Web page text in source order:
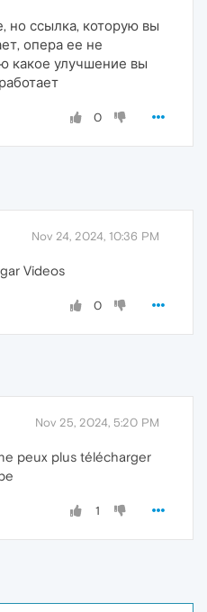
но ссылка, которую вы
опера ее не
какое улучшение вы
0
Nov 24, 2024, 10:36 PM
Videos
0
Nov 25, 2024, 5:20 PM
peux plus télécharger
1